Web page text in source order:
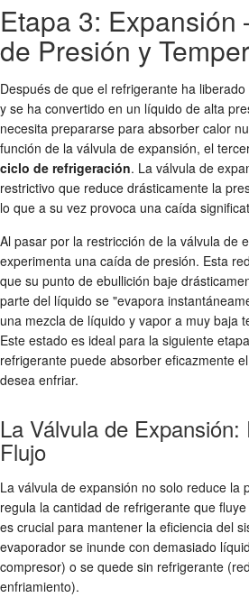
Etapa 3: Expansión
de Presión y
Después de que el refrigerante ha
y se ha convertido en un líquido de alta
necesita prepararse para absorber calor
función de la válvula de expansión, el
ciclo de refrigeración. La válvula de
restrictivo que reduce drásticamente la
lo que a su vez provoca una caída
Al pasar por la restricción de la válvula de
experimenta una caída de presión. Esta
que su punto de ebullición baje
parte del líquido se "evapora
una mezcla de líquido y vapor a muy baja
Este estado es ideal para la siguiente
refrigerante puede absorber eficazmente
desea enfriar.
La Válvula de Expansión:
Flujo
La válvula de expansión no solo reduce la
regula la cantidad de refrigerante que
es crucial para mantener la eficiencia del
evaporador se inunde con demasiado
compresor) o se quede sin refrigerante
enfriamiento).